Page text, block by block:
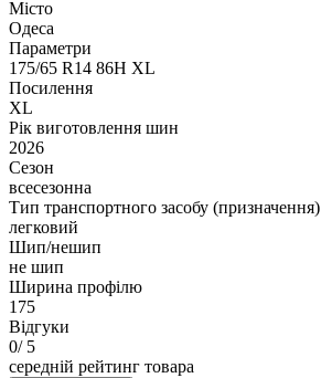
Місто
Одеса
Параметри
175/65 R14 86H XL
Посилення
XL
Рік виготовлення шин
2026
Сезон
всесезонна
Тип транспортного засобу (призначення)
легковий
Шип/нешип
не шип
Ширина профілю
175
Відгуки
0/ 5
середній рейтинг товара